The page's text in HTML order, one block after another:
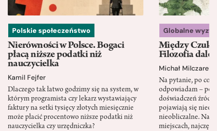
Polskie społeczeństwo
Nierówności w Polsce. Bogaci
płacą niższe podatki niż
nauczycielka
Kamil Fejfer
Dlaczego tak łatwo godzimy się na system, w
którym programista czy lekarz wystawiający
faktury na setki tysięcy złotych miesięcznie
może płacić procentowo niższe podatki niż
nauczycielka czy urzędniczka?
Globalne
Między
Filozofia
Michał Milczarek
Na pytanie, po co
odpowiadam – po
doświadczeń
pojawiają się
nieobliczalne.
miejscach,